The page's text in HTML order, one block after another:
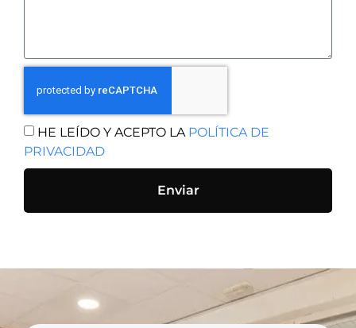
HE LEÍDO Y ACEPTO LA POLÍTICA DE
PRIVACIDAD
Enviar